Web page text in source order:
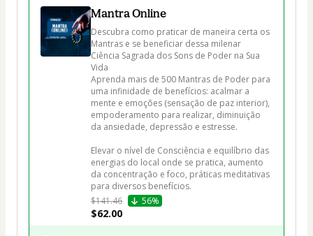
Mantra Online
Descubra como praticar de maneira certa os
Mantras e se beneficiar dessa milenar
Ciência Sagrada dos Sons de Poder na Sua
Vida
Aprenda mais de 500 Mantras de Poder para
uma infinidade de benefícios: acalmar a
mente e emoções (sensação de paz interior),
empoderamento para realizar, diminuição
da ansiedade, depressão e estresse.
Elevar o nível de Consciência e equilíbrio das
energias do local onde se pratica, aumento
da concentração e foco, práticas meditativas
para diversos benefícios.
$141.46
56%
$62.00